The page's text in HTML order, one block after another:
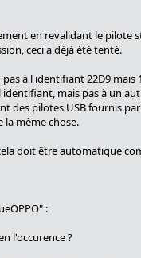
en revalidant le pilote
ceci a déjà été tenté.
à l identifiant 22D9 mais
mais pas à un
des pilotes USB fournis
la même chose.
doit être automatique
:
l'occurence ?